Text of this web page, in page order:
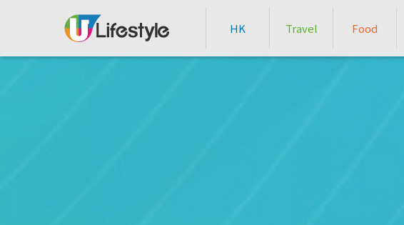
HK Travel Food